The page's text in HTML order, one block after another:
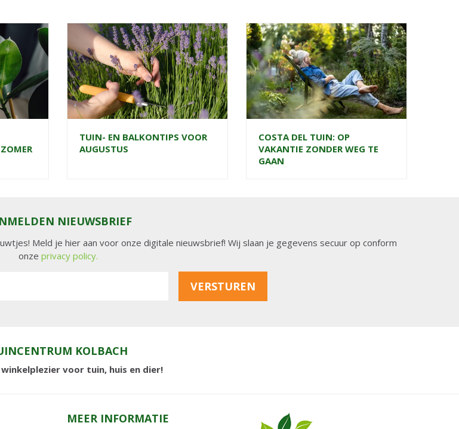
TUIN- EN BALKONTIPS VOOR
AUGUSTUS
COSTA DEL TUIN: OP
VAKANTIE ZONDER WEG TE
GAAN
NIEUWSBRIEF
Meld je hier aan voor onze digitale nieuwsbrief! Wij slaan je gegevens secuur op conform
onze privacy policy.
KOLBACH
winkelplezier voor tuin, huis en dier!
MEER INFORMATIE